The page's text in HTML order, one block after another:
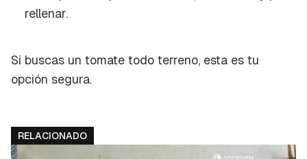
rellenar.
Si buscas un tomate todo terreno, esta es tu
opción segura.
RELACIONADO